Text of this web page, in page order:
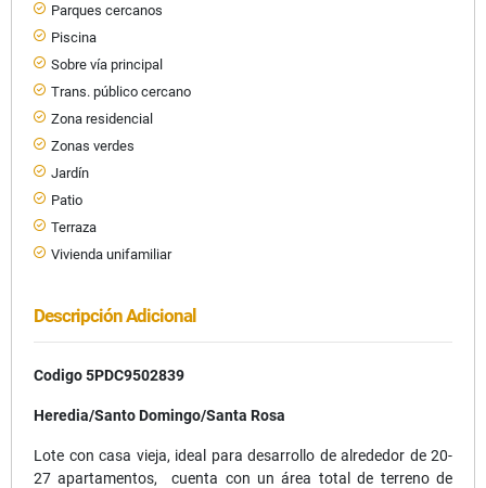
Parques cercanos
Piscina
Sobre vía principal
Trans. público cercano
Zona residencial
Zonas verdes
Jardín
Patio
Terraza
Vivienda unifamiliar
Descripción Adicional
Codigo 5PDC9502839
Heredia/Santo Domingo/Santa Rosa
Lote con casa vieja, ideal para desarrollo de alrededor de 20-
27 apartamentos, cuenta con un área total de terreno de